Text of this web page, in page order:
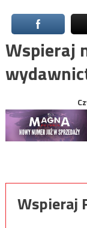
Wspieraj
Wspieraj